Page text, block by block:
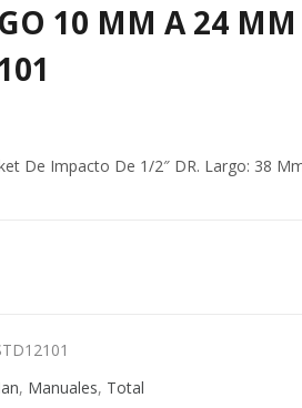
10 MM A 24
De Impacto De 1/2″ DR. Largo: 38
, Manuales, Total